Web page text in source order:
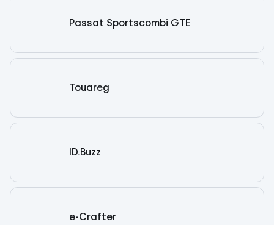
Passat Sportscombi GTE
Touareg
ID.Buzz
e-Crafter